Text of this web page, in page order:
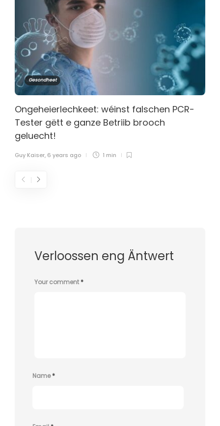
Gesondheet
Ongeheierlechkeet: wéinst falschen PCR-
Tester gëtt e ganze Betriib brooch
geluecht!
Guy Kaiser, 6 years ago 1 min
Verloossen eng Äntwert
Your comment*
Name*